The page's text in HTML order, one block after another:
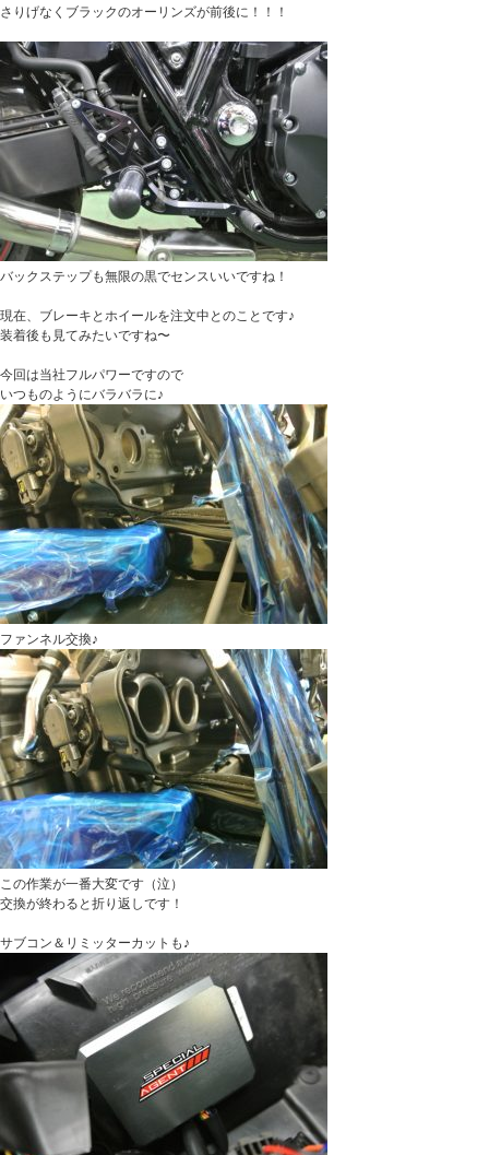
さりげなくブラックのオーリンズが前後に！！！
バックステップも無限の黒でセンスいいですね！
現在、ブレーキとホイールを注文中とのことです♪
装着後も見てみたいですね〜
今回は当社フルパワーですので
いつものようにバラバラに♪
ファンネル交換♪
この作業が一番大変です（泣）
交換が終わると折り返しです！
サブコン＆リミッターカットも♪